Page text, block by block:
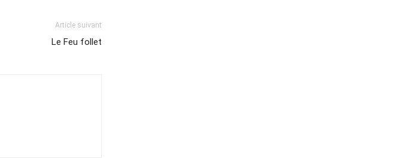
Article suivant
Le Feu follet